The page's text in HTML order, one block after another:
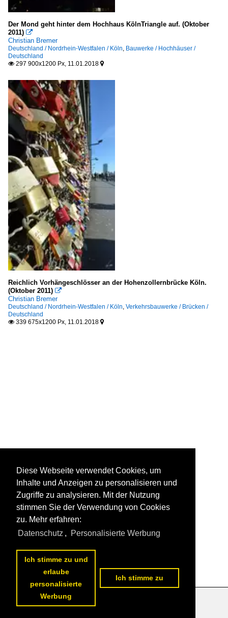
Der Mond geht hinter dem Hochhaus KölnTriangle auf. (Oktober
2011) 
Christian Bremer
Deutschland / Nordrhein-Westfalen / Köln, Bauwerke / Hochhäuser /
Deutschland
 297 900x1200 Px, 11.01.2018 
Reichlich Vorhängeschlösser an der Hohenzollernbrücke Köln.
(Oktober 2011) 
Christian Bremer
Deutschland / Nordrhein-Westfalen / Köln, Verkehrsbauwerke / Brücken /
Deutschland
 339 675x1200 Px, 11.01.2018 
Datenschutzerklärung
Diese Webseite verwendet Cookies, um
Inhalte und Anzeigen zu personalisieren und
Zugriffe zu analysieren. Mit der Nutzung
stimmen Sie der Verwendung von Cookies
zu. Mehr erfahren:
Datenschutz , Personalisierte Werbung
Ich stimme zu und
erlaube
personalisierte
Werbung
Ich stimme zu